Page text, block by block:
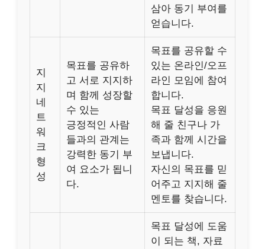
삼아 동기 부여를
얻습니다.
지
지
네
트
워
크
형
성
목표를 공유하
고 서로 지지하
며 함께 성장할
수 있는
긍정적인 사람
들과의 관계는
강력한 동기 부
여 요소가 됩니
다.
목표를 공유할 수
있는 온라인/오프
라인 모임에 참여
합니다.
목표 달성을 응원
해 줄 친구나 가
족과 함께 시간을
보냅니다.
자신의 목표를 믿
어주고 지지해 줄
멘토를 찾습니다.
목표 달성에 도움
이 되는 책, 자료